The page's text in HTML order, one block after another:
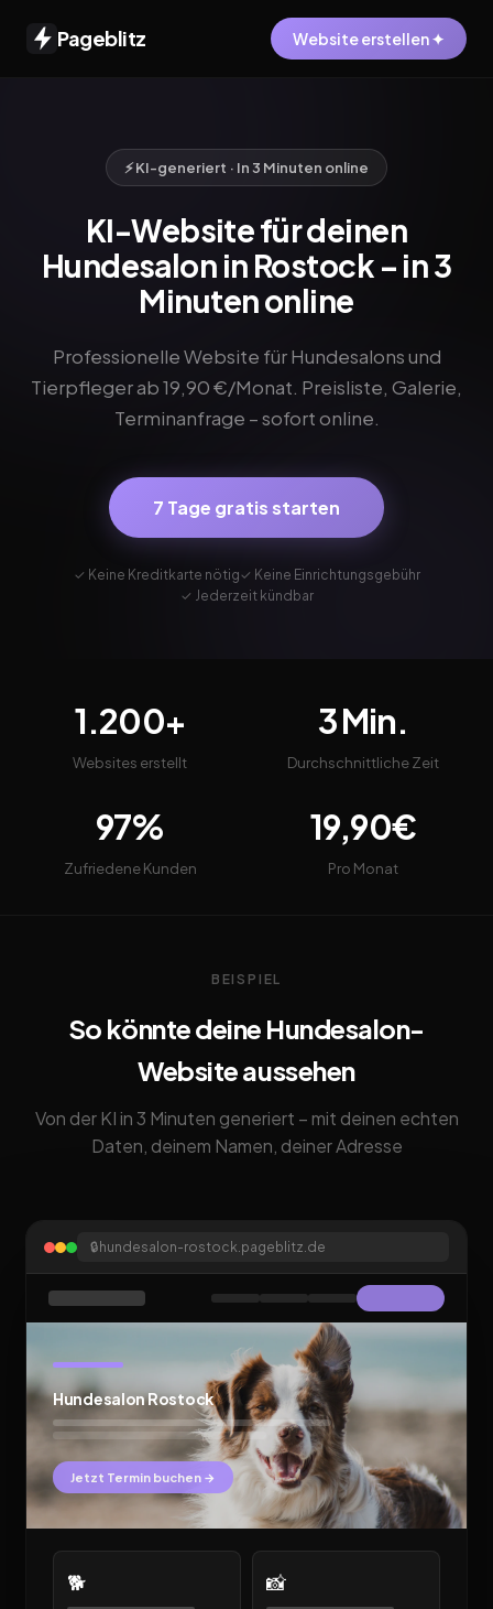
Pageblitz Website erstellen ✦
⚡ KI-generiert · In 3 Minuten online
KI-Website für deinen
Hundesalon in Rostock – in 3
Minuten online
Professionelle Website für Hundesalons und
Tierpfleger ab 19,90 €/Monat. Preisliste, Galerie,
Terminanfrage – sofort online.
7 Tage gratis starten
✓ Keine Kreditkarte nötig✓ Keine Einrichtungsgebühr
✓ Jederzeit kündbar
1.200+
Websites erstellt
3 Min.
Durchschnittliche Zeit
97%
Zufriedene Kunden
19,90€
Pro Monat
BEISPIEL
So könnte deine Hundesalon-
Website aussehen
Von der KI in 3 Minuten generiert – mit deinen echten
Daten, deinem Namen, deiner Adresse
🔒 hundesalon-rostock.pageblitz.de
Hundesalon Rostock
Jetzt Termin buchen →
🐕 📸